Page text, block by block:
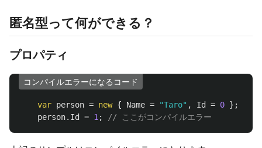
匿名型って何ができる？
プロパティ
コンパイルエラーになるコード
var person = new { Name = "Taro" , Id = 0 };
person. Id = 1 ; // ここがコンパイルエラー